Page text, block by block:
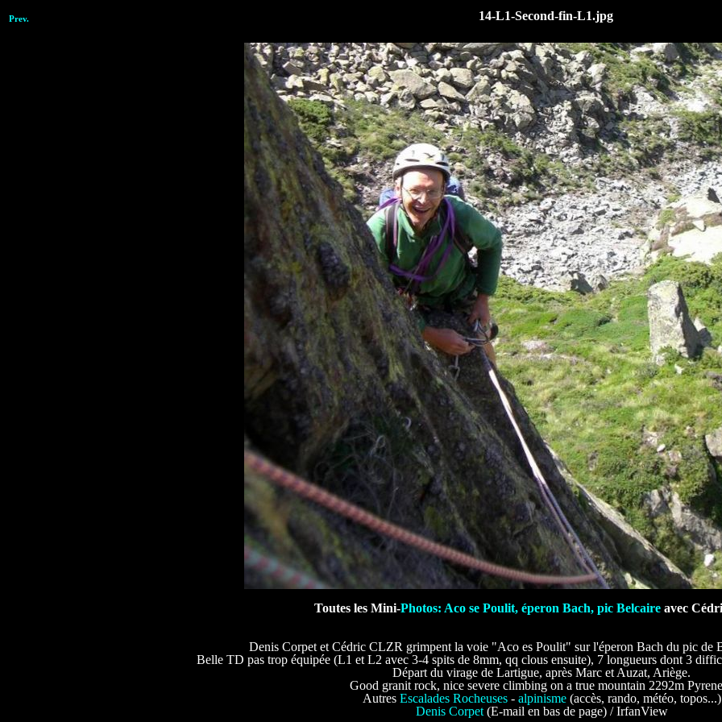
Prev. 14-L1-Second-fin-L1.jpg
Toutes les Mini-Photos: Aco se Poulit, éperon Bach, pic Belcaire avec
Denis Corpet et Cédric CLZR grimpent la voie "Aco es Poulit" sur l'éperon Bach du pic de
Belle TD pas trop équipée (L1 et L2 avec 3-4 spits de 8mm, qq clous ensuite), 7 longueurs dont 3
Départ du virage de Lartigue, après Marc et Auzat, Ariège.
Good granit rock, nice severe climbing on a true mountain 2292m
Autres Escalades Rocheuses- alpinisme(accès, rando, météo, topos...)
Denis Corpet(E-mail en bas de page) / IrfanView